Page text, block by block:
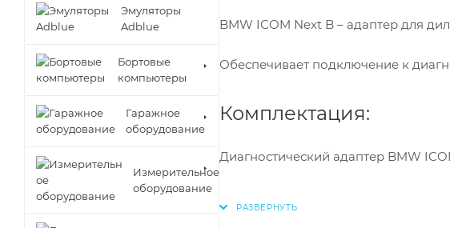
BMW ICOM Next B – адаптер для
Обеспечивает подключение к
Комплектация:
Диагностический адаптер BMW
Эмуляторы
Adblue
Бортовые
компьютеры
Гаражное
оборудование
Измерительное
оборудование